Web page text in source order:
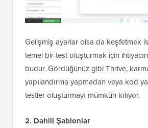
Gelişmiş ayarlar olsa da keşfetmek
temel bir test oluşturmak için
budur. Gördüğünüz gibi Thrive,
yapılandırma yapmadan veya kod
testler oluşturmayı mümkün kılıyor.
2. Dahili Şablonlar